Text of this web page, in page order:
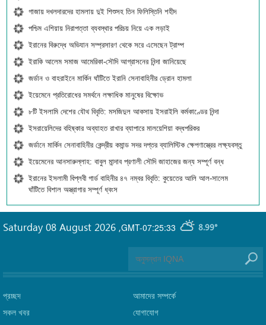
গাজায় দখলদারদের হামলায় দুই শিশুসহ তিন ফিলিস্তিনি শহীদ
পশ্চিম এশিয়ায় নিরাপত্তা ব্যবস্থার পরিচয় নিয়ে এক লড়াই
ইরানের বিরুদ্ধে অভিযান সম্প্রসারণ থেকে সরে এসেছেন ট্রাম্প
ইরাকি আলেম সমাজ আমেরিকা-সৌদি আগ্রাসনের নিন্দা জানিয়েছে
জর্ডান ও বাহরাইনে মার্কিন ঘাঁটিতে ইরানি সেনাবাহিনীর ড্রোন হামলা
ইয়েমেনে প্রতিরোধের সমর্থনে লক্ষাধিক মানুষের বিক্ষোভ
৮টি ইসলামি দেশের যৌথ বিবৃতি: মসজিদুল আকসায় ইসরাইলি কর্মকাণ্ডের নিন্দা
ইসরায়েলিদের বহিষ্কার অব্যাহত রাখার ব্যাপারে মালয়েশিয়া বদ্ধপরিকর
জর্ডানে মার্কিন সেনাবাহিনীর কেন্দ্রীয় কমান্ড সদর দপ্তর ব্যালিস্টিক ক্ষেপণাস্ত্রের লক্ষ্যবস্তু
ইয়েমেনের আনসারুল্লাহ: বাবুল মান্দাব প্রণালী সৌদি জাহাজের জন্য সম্পূর্ণ বন্ধ
ইরানের ইসলামী বিপ্লবী গার্ড বাহিনীর ৪৭ নম্বর বিবৃতি: কুয়েতের আলি আল-সালেম
ঘাঁটিতে বিশাল অস্ত্রাগার সম্পূর্ণ ধ্বংস
GMT-07:25:33 8.99°
Saturday 08 August 2026 ,
প্রচ্ছদ
সকল খবর
আমাদের সম্পর্কে
যোগাযোগ